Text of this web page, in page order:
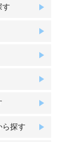
す
ら探す